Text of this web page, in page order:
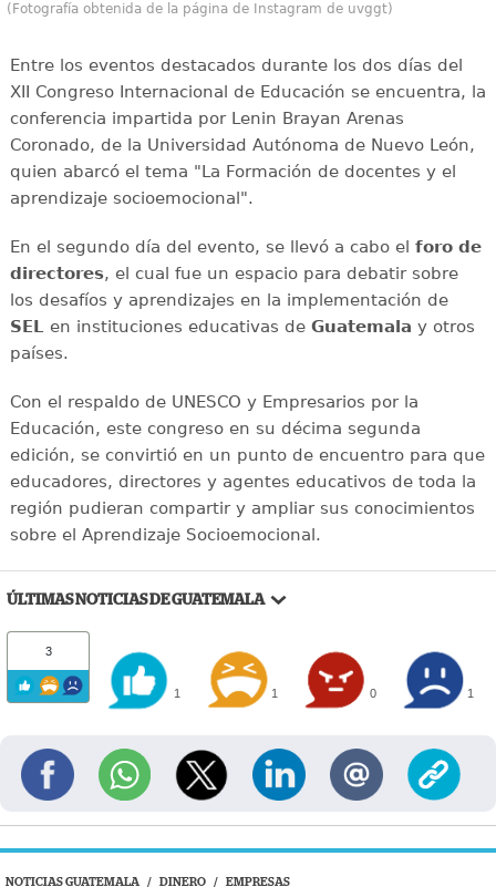
(Fotografía obtenida de la página de Instagram de uvggt)
Entre los eventos destacados durante los dos días del
XII Congreso Internacional de Educación se encuentra, la
conferencia impartida por Lenin Brayan Arenas
Coronado, de la Universidad Autónoma de Nuevo León,
quien abarcó el tema "La Formación de docentes y el
aprendizaje socioemocional".
En el segundo día del evento, se llevó a cabo el foro de
directores, el cual fue un espacio para debatir sobre
los desafíos y aprendizajes en la implementación de
SELen instituciones educativas de Guatemala y otros
países.
Con el respaldo de UNESCO y Empresarios por la
Educación, este congreso en su décima segunda
edición, se convirtió en un punto de encuentro para que
educadores, directores y agentes educativos de toda la
región pudieran compartir y ampliar sus conocimientos
sobre el Aprendizaje Socioemocional.
ÚLTIMAS NOTICIAS DE GUATEMALA
3
1 1 0 1
NOTICIAS GUATEMALA / DINERO / EMPRESAS